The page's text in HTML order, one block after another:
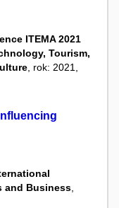
ITEMA 2021
Tourism,
, rok: 2021,
and Business